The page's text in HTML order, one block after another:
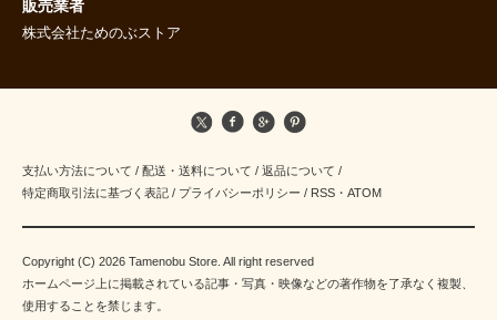
販売業者
株式会社ためのぶストア
支払い方法について / 配送・送料について / 返品について /
特定商取引法に基づく表記 / プライバシーポリシー / RSS ・ ATOM
Copyright (C) 2026 Tamenobu Store. All right reserved
ホームページ上に掲載されている記事・写真・映像などの著作物を了承なく複製、
使用することを禁じます。